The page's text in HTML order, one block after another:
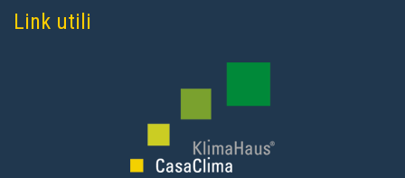
Link utili